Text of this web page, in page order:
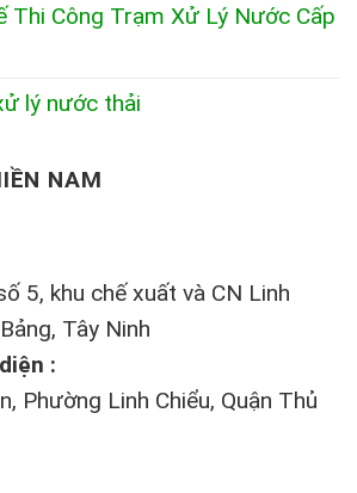
Thi Công Trạm Xử Lý Nước Cấp
lý nước thải
NAM
5, khu chế xuất và CN Linh
Tây Ninh
:
Phường Linh Chiểu, Quận Thủ